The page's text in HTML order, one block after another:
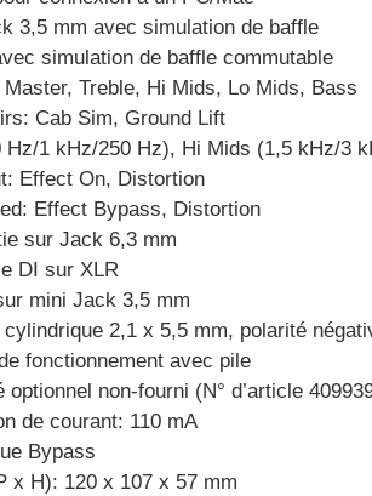
3,5 mm avec simulation de baffle
simulation de baffle commutable
Treble, Hi Mids, Lo Mids, Bass
Cab Sim, Ground Lift
1 kHz/250 Hz), Hi Mids (1,5 kHz/3
Effect On, Distortion
Effect Bypass, Distortion
sur Jack 6,3 mm
DI sur XLR
mini Jack 3,5 mm
2,1 x 5,5 mm, polarité
fonctionnement avec pile
optionnel non-fourni (N° d’article
de courant: 110 mA
Bypass
x H): 120 x 107 x 57 mm